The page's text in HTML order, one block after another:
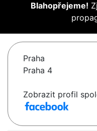
Blahopřejeme!
Praha
Praha 4
Zobrazit profil